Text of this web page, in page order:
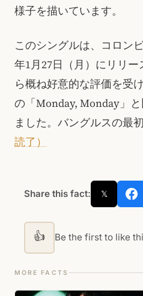
様子を描いています。
このシングルは、コロン
年1月27日（月）にリリ
ら概ね好意的な評価を受
の「Monday, Monday」
ました。バングルスの最
読了）
Share this fact: 𝕏
👍 Be the first to like
MORE FACTS